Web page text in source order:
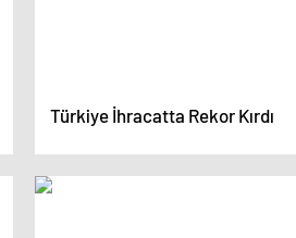
Türkiye İhracatta Rekor Kırdı